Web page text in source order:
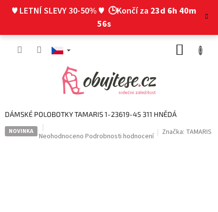
♥ LETNÍ SLEVY 30-50% ♥ 🕒Končí za 23d 6h 40m
55s
DÁMSKÉ POLOBOTKY TAMARIS 1-23619-45 311 HNĚDÁ
NOVINKA
Průměrné
Neohodnoceno Podrobnosti hodnocení Značka: TAMARIS